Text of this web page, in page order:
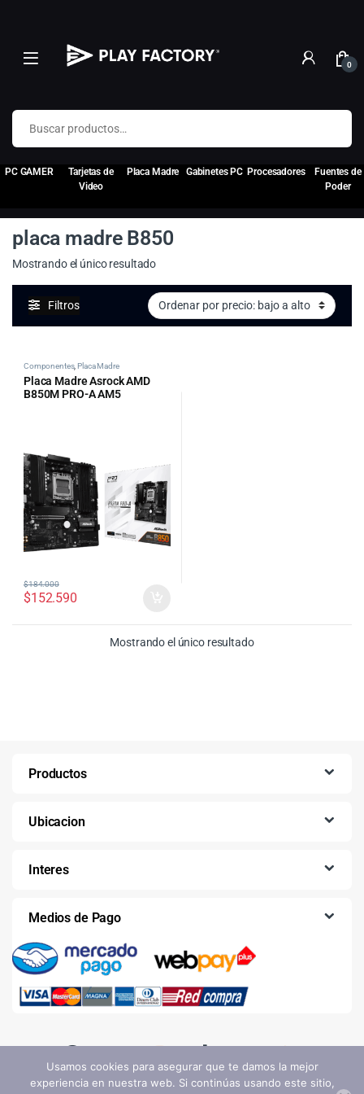
0
Buscar por:
PC GAMER
Tarjetas de
Video
Placa Madre Gabinetes PC Procesadores
Fuentes de
Poder
placa madre B850
Mostrando el único resultado
Filtros
Componentes,Placa Madre
Placa Madre Asrock AMD
B850M PRO-A AM5
$152.590
$184.000
Mostrando el único resultado
Productos
Ubicacion
Interes
Medios de Pago
Usamos cookies para asegurar que te damos la mejor
experiencia en nuestra web. Si continúas usando este sitio,